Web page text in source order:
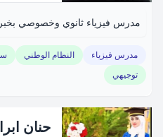
مدرس فيزياء ثانوي وخصوصي
مدرس فيزياء النظام الوطني
توجيهي
حنان